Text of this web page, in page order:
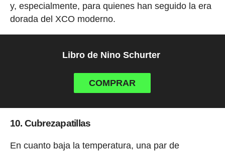
y, especialmente, para quienes han seguido la era
dorada del XCO moderno.
Libro de Nino Schurter
COMPRAR
10. Cubrezapatillas
En cuanto baja la temperatura, una par de